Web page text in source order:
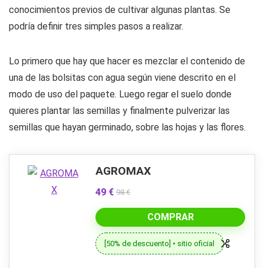
conocimientos previos de cultivar algunas plantas. Se
podría definir tres simples pasos a realizar.
Lo primero que hay que hacer es mezclar el contenido de
una de las bolsitas con agua según viene descrito en el
modo de uso del paquete. Luego regar el suelo donde
quieres plantar las semillas y finalmente pulverizar las
semillas que hayan germinado, sobre las hojas y las flores.
AGROMAX
49 € 98 €
COMPRAR
[50% de descuento] • sitio oficial